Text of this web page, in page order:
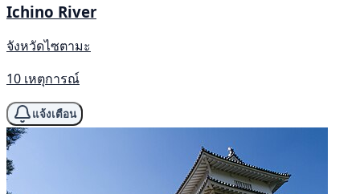
Ichino River
จังหวัดไซตามะ
10 เหตุการณ์
แจ้งเตือน